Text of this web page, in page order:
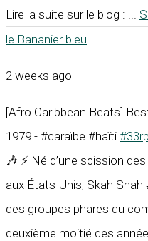
Lire la suite sur le blog :
le Bananier bleu
2 weeks ago
[Afro Caribbean Beats]
1979 - #caraïbe #haïti
🎶 ⚡ Né d’une scission
aux États-Unis, Skah Shah
des groupes phares du
deuxième moitié des